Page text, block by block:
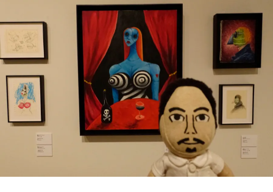
▲絵本『オイスター・ボーイの憂鬱な死』からのスケッチが哀愁を誘います。
ソロゆえその姿をおのれに投影してしまいます